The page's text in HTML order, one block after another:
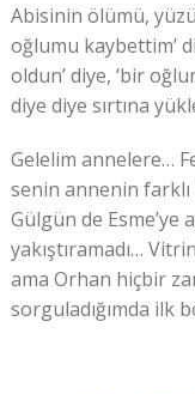
Abisinin ölümü,
oğlumu kaybettim’
oldun’ diye, ‘bir
diye diye sırtına
Gelelim annelere…
senin annenin
Gülgün de Esme’ye
yakıştıramadı…
ama Orhan hiçbir
sorguladığımda ilk